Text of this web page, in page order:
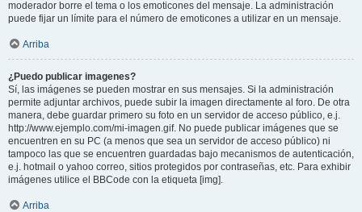
moderador borre el tema o los emoticones del mensaje. La administración
puede fijar un límite para el número de emoticones a utilizar en un mensaje.
Arriba
¿Puedo publicar imagenes?
Sí, las imágenes se pueden mostrar en sus mensajes. Si la administración
permite adjuntar archivos, puede subir la imagen directamente al foro. De otra
manera, debe guardar primero su foto en un servidor de acceso público, e.j.
http://www.ejemplo.com/mi-imagen.gif. No puede publicar imágenes que se
encuentren en su PC (a menos que sea un servidor de acceso público) ni
tampoco las que se encuentren guardadas bajo mecanismos de autenticación,
e.j. hotmail o yahoo correo, sitios protegidos por contraseñas, etc. Para exhibir
imágenes utilice el BBCode con la etiqueta [img].
Arriba